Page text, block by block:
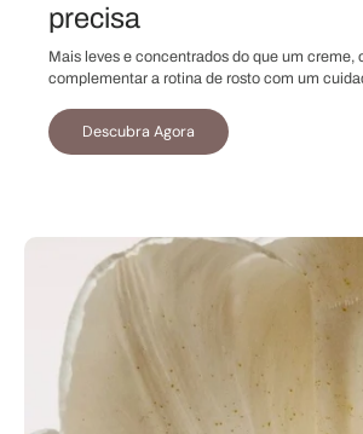
precisa
Mais leves e concentrados do que um creme,
complementar a rotina de rosto com um
Descubra Agora